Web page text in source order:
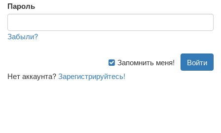
Пароль
Забыли?
Запомнить меня!
Нет аккаунта?Зарегистрируйтесь!